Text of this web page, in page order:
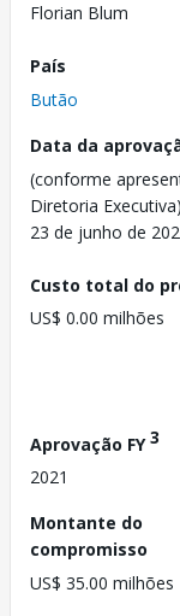
Florian Blum
País
Butão
Data da
(conforme
Diretoria Executiva)
23 de junho de
Custo total do
US$ 0.00 milhões
Aprovação FY3
2021
Montante do
compromisso
US$ 35.00 milhões